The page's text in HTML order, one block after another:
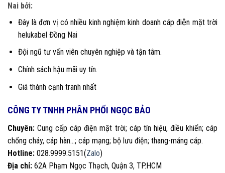
Nai bởi:
Đây là đơn vị có nhiều kinh nghiệm kinh doanh cáp điện mặt trời
helukabel Đồng Nai
Đội ngũ tư vấn viên chuyên nghiệp và tận tâm.
Chính sách hậu mãi uy tín.
Giá thành cạnh tranh nhất
CÔNG TY TNHH PHÂN PHỐI NGỌC BẢO
Chuyên: Cung cấp cáp điện mặt trời; cáp tín hiệu, điều khiển; cáp
chống cháy, cáp hàn…; cáp mạng; bộ lưu điện; thang-máng cáp.
Hotline: 028.9999.5151(Zalo)
Địa chỉ: 62A Phạm Ngọc Thạch, Quận 3, TP.HCM